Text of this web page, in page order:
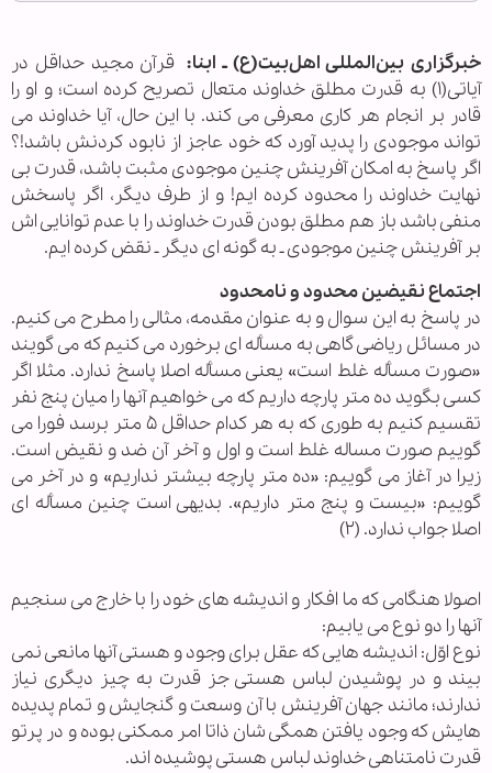
خبرگزاری بین‌المللی اهل‌بیت(ع) ـ ابنا: قرآن مجید حداقل در
آیاتی(۱) به قدرت مطلق خداوند متعال تصریح کرده است؛ و او را
قادر بر انجام هر کاری معرفی می کند. با این حال، آیا خداوند می
تواند موجودی را پدید آورد که خود عاجز از نابود کردنش باشد!؟
اگر پاسخ به امکان آفرینش چنین موجودی مثبت باشد، قدرت بی
نهایت خداوند را محدود کرده ایم! و از طرف دیگر، اگر پاسخش
منفی باشد باز هم مطلق بودن قدرت خداوند را با عدم توانایی اش
بر آفرینش چنین موجودی ـ به گونه ای دیگر ـ نقض کرده ایم.
اجتماع نقیضین محدود و نامحدود
در پاسخ به این سوال و به عنوان مقدمه، مثالی را مطرح می کنیم.
در مسائل ریاضی گاهی به مسأله ای برخورد می کنیم که می گویند
«صورت مسأله غلط است» یعنی مسأله اصلا پاسخ ندارد. مثلا اگر
کسی بگوید ده متر پارچه داریم که می خواهیم آنها را میان پنج نفر
تقسیم کنیم‌ به طوری که به هر کدام حداقل ۵ متر برسد فورا می
گوییم صورت مساله غلط است و اول و آخر آن ضد و نقیض است.
زیرا در آغاز می گوییم: «ده متر پارچه بیشتر نداریم» و در آخر می
گوییم: «بیست و پنج متر داریم». بدیهی است چنین مسأله ای
اصلا جواب ندارد. (۲)
اصولا هنگامی که ما افکار و اندیشه های خود را با خارج می سنجیم
آنها را دو نوع می یابیم:
نوع اوّل: اندیشه هایی که عقل برای وجود و هستی آنها مانعی نمی
بیند و در پوشیدن لباس هستی جز قدرت به چیز دیگری نیاز
ندارند؛ مانند جهان آفرینش با آن وسعت و گنجایش و تمام پدیده
هایش که وجود یافتن همگی شان ذاتا امر ممکنی بوده و در پرتو
قدرت نامتناهی خداوند لباس هستی پوشیده اند.